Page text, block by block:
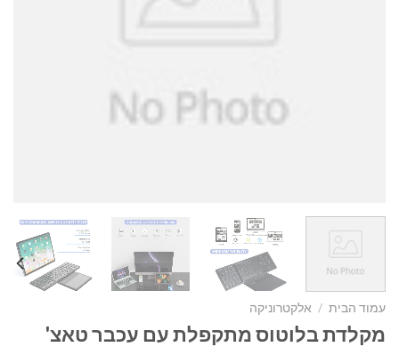
עמוד הבית / אלקטרוניקה
מקלדת בלוטוס מתקפלת עם עכבר טאצ'